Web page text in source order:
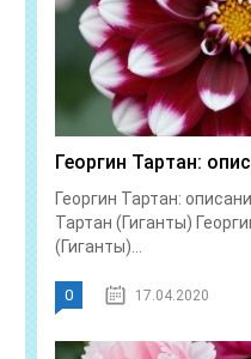
Георгин Тартан:
Георгин Тартан:
Тартан (Гиганты)
(Гиганты)...
0 17.04.2020